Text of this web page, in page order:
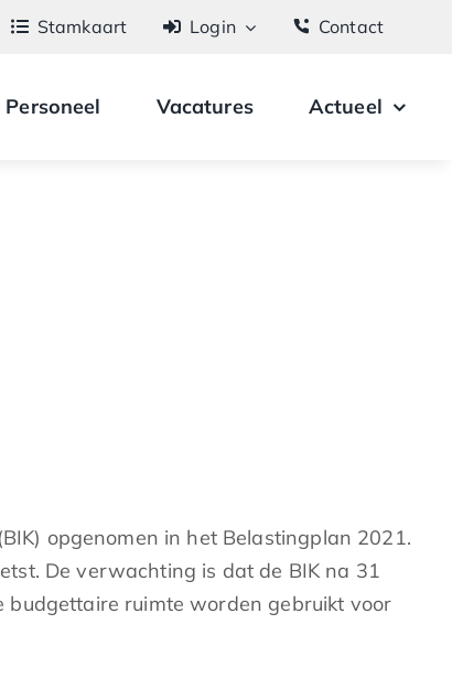
Stamkaart Login Contact
Personeel Vacatures Actueel
opgenomen in het Belastingplan 2021.
De verwachting is dat de BIK na 31
budgettaire ruimte worden gebruikt voor